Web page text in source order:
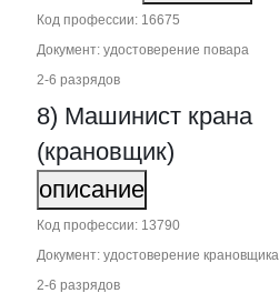
Код профессии: 16675
Документ: удостоверение повара
2‑6 разрядов
8) Машинист крана
(крановщик)
описание
Код профессии: 13790
Документ: удостоверение крановщика
2‑6 разрядов